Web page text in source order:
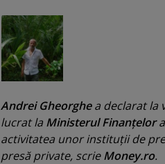
Andrei Gheorghea declarat la
lucrat la Ministerul Finanţelor
activitatea unor instituţii de
presă private, scrieMoney.ro.